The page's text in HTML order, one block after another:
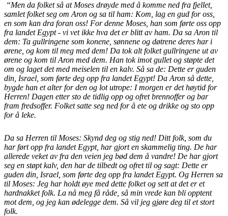
“Men da folket så at Moses drøyde med å komme ned fra fjellet,
samlet folket seg om Aron og sa til ham: Kom, lag en gud for oss,
en som kan dra foran oss! For denne Moses, han som førte oss opp
fra landet Egypt - vi vet ikke hva det er blitt av ham. Da sa Aron til
dem: Ta gullringene som konene, sønnene og døtrene deres har i
ørene, og kom til meg med dem! Da tok alt folket gullringene ut av
ørene og kom til Aron med dem. Han tok imot gullet og støpte det
om og laget det med meiselen til en kalv. Så sa de: Dette er guden
din, Israel, som førte deg opp fra landet Egypt! Da Aron så dette,
bygde han et alter for den og lot utrope: I morgen er det høytid for
Herren! Dagen etter sto de tidlig opp og ofret brennoffer og bar
fram fredsoffer. Folket satte seg ned for å ete og drikke og sto opp
for å leke.
Da sa Herren til Moses: Skynd deg og stig ned! Ditt folk, som du
har ført opp fra landet Egypt, har gjort en skammelig ting. De har
allerede veket av fra den veien jeg bød dem å vandre! De har gjort
seg en støpt kalv, den har de tilbedt og ofret til og sagt: Dette er
guden din, Israel, som førte deg opp fra landet Egypt. Og Herren sa
til Moses: Jeg har holdt øye med dette folket og sett at det er et
hardnakket folk. La nå meg få råde, så min vrede kan bli opptent
mot dem, og jeg kan ødelegge dem. Så vil jeg gjøre deg til et stort
folk.